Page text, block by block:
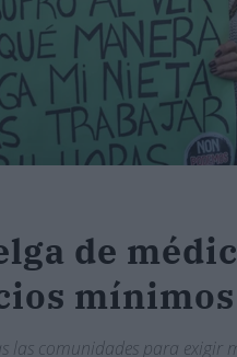
de
las comunidades para exigir